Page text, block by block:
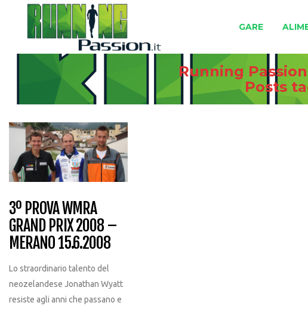
GARE
Running
Posts
3º PROVA WMRA
GRAND PRIX 2008 –
MERANO 15.6.2008
Lo straordinario talento del
neozelandese Jonathan Wyatt
resiste agli anni che passano e